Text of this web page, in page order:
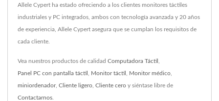
Allele Cypert ha estado ofreciendo a los clientes monitores táctiles
industriales y PC integrados, ambos con tecnología avanzada y 20 años
de experiencia, Allele Cypert asegura que se cumplan los requisitos de
cada cliente.
Vea nuestros productos de calidad Computadora Táctil
Panel PC con pantalla táctil Monitor táctil Monitor médico
miniordenador, Cliente ligero Cliente cero y siéntase libre de
Contactarnos